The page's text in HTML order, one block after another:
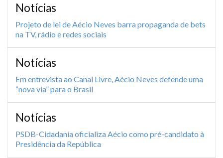
Notícias
Projeto de lei de Aécio Neves barra propaganda de bets
na TV, rádio e redes sociais
Notícias
Em entrevista ao Canal Livre, Aécio Neves defende uma
“nova via” para o Brasil
Notícias
PSDB-Cidadania oficializa Aécio como pré-candidato à
Presidência da República